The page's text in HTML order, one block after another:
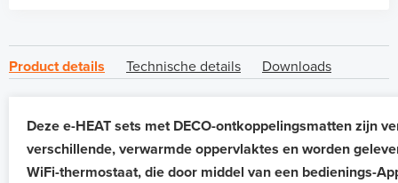
Product details Technische details Downloads
Deze e-HEAT sets met DECO-ontkoppelingsmatten zijn
verschillende, verwarmde oppervlaktes en worden
WiFi-thermostaat, die door middel van een bedienings-